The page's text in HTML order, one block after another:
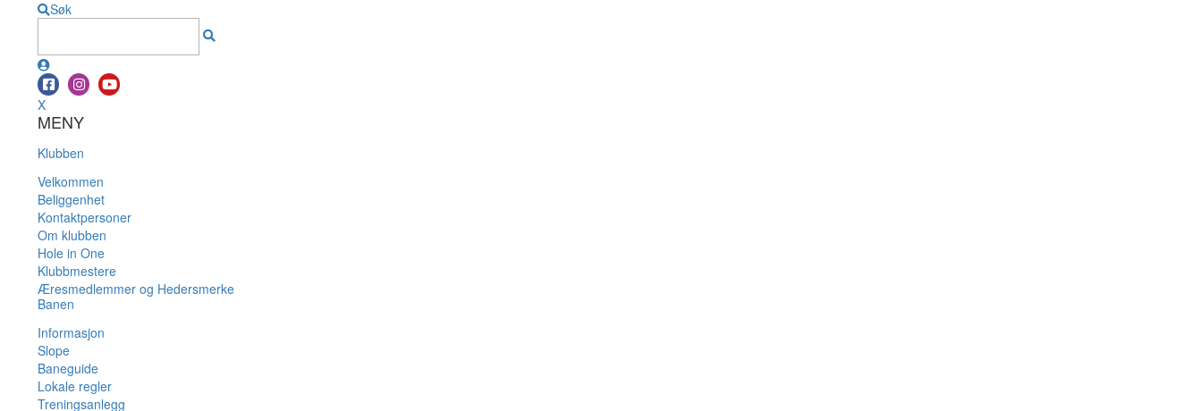
Søk
X
MENY
Klubben
Velkommen
Beliggenhet
Kontaktpersoner
Om klubben
Hole in One
Klubbmestere
Æresmedlemmer og Hedersmerke
Banen
Informasjon
Slope
Baneguide
Lokale regler
Treningsanlegg